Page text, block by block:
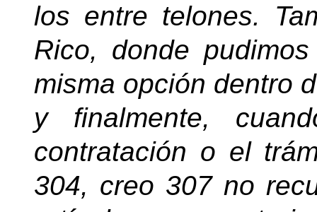
los entre telones.
Rico, donde
misma opción dentro
y finalmente,
contratación o el
304, creo 307 no